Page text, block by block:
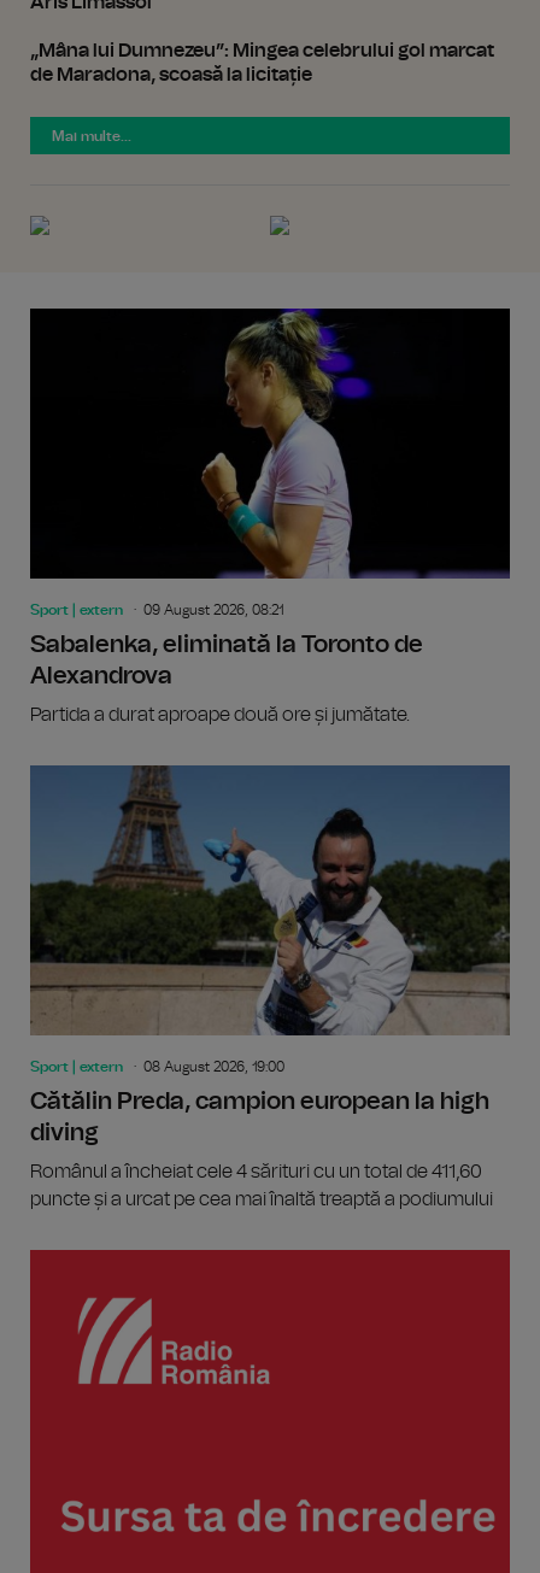
„Mâna lui Dumnezeu”: Mingea celebrului gol marcat
de Maradona, scoasă la licitație
Mai multe...
Sport | extern 09 August 2026, 08:21
Sabalenka, eliminată la Toronto de
Alexandrova
Partida a durat aproape două ore și jumătate.
Sport | extern 08 August 2026, 19:00
Cătălin Preda, campion european la high
diving
Românul a încheiat cele 4 sărituri cu un total de 411,60
puncte și a urcat pe cea mai înaltă treaptă a podiumului